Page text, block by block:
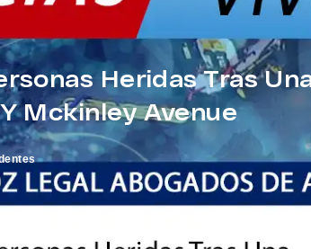
Heridas Tras
Mckinley Avenue